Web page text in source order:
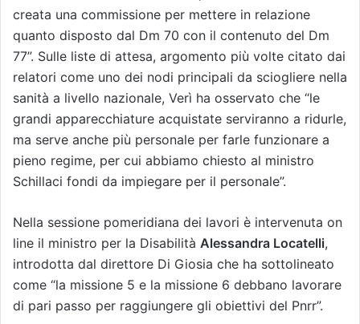
creata una commissione per mettere in relazione
quanto disposto dal Dm 70 con il contenuto del Dm
77”. Sulle liste di attesa, argomento più volte citato dai
relatori come uno dei nodi principali da sciogliere nella
sanità a livello nazionale, Verì ha osservato che “le
grandi apparecchiature acquistate serviranno a ridurle,
ma serve anche più personale per farle funzionare a
pieno regime, per cui abbiamo chiesto al ministro
Schillaci fondi da impiegare per il personale”.
Nella sessione pomeridiana dei lavori è intervenuta on
line il ministro per la Disabilità Alessandra Locatelli,
introdotta dal direttore Di Giosia che ha sottolineato
come “la missione 5 e la missione 6 debbano lavorare
di pari passo per raggiungere gli obiettivi del Pnrr”.